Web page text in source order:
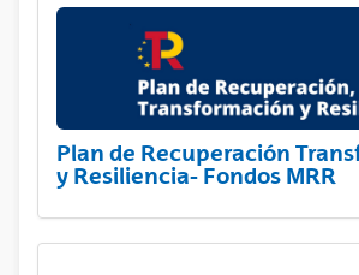
Plan de Recuperación
y Resiliencia- Fondos MRR